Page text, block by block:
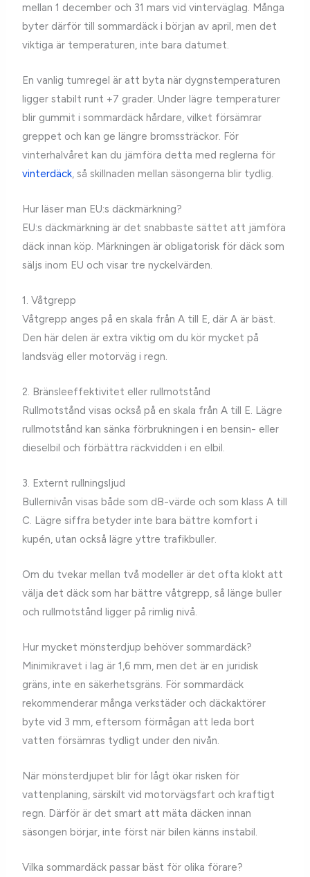
mellan 1 december och 31 mars vid vinterväglag. Många
byter därför till sommardäck i början av april, men det
viktiga är temperaturen, inte bara datumet.
En vanlig tumregel är att byta när dygnstemperaturen
ligger stabilt runt +7 grader. Under lägre temperaturer
blir gummit i sommardäck hårdare, vilket försämrar
greppet och kan ge längre bromssträckor. För
vinterhalvåret kan du jämföra detta med reglerna för
vinterdäck, så skillnaden mellan säsongerna blir tydlig.
Hur läser man EU:s däckmärkning?
EU:s däckmärkning är det snabbaste sättet att jämföra
däck innan köp. Märkningen är obligatorisk för däck som
säljs inom EU och visar tre nyckelvärden.
1. Våtgrepp
Våtgrepp anges på en skala från A till E, där A är bäst.
Den här delen är extra viktig om du kör mycket på
landsväg eller motorväg i regn.
2. Bränsleeffektivitet eller rullmotstånd
Rullmotstånd visas också på en skala från A till E. Lägre
rullmotstånd kan sänka förbrukningen i en bensin- eller
dieselbil och förbättra räckvidden i en elbil.
3. Externt rullningsljud
Bullernivån visas både som dB-värde och som klass A till
C. Lägre siffra betyder inte bara bättre komfort i
kupén, utan också lägre yttre trafikbuller.
Om du tvekar mellan två modeller är det ofta klokt att
välja det däck som har bättre våtgrepp, så länge buller
och rullmotstånd ligger på rimlig nivå.
Hur mycket mönsterdjup behöver sommardäck?
Minimikravet i lag är 1,6 mm, men det är en juridisk
gräns, inte en säkerhetsgräns. För sommardäck
rekommenderar många verkstäder och däckaktörer
byte vid 3 mm, eftersom förmågan att leda bort
vatten försämras tydligt under den nivån.
När mönsterdjupet blir för lågt ökar risken för
vattenplaning, särskilt vid motorvägsfart och kraftigt
regn. Därför är det smart att mäta däcken innan
säsongen börjar, inte först när bilen känns instabil.
Vilka sommardäck passar bäst för olika förare?